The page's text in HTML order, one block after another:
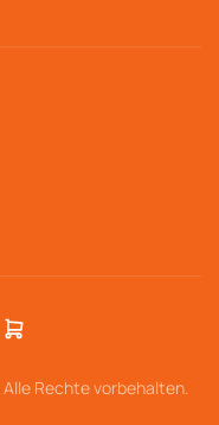
Rechte vorbehalten.